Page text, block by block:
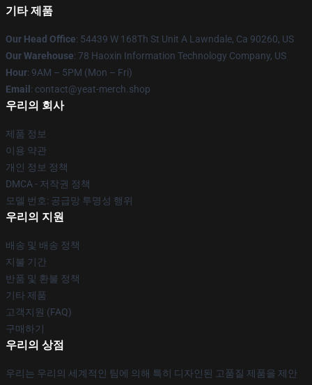
기타 제품
Our Head Office: 54439 W 168Th St Unit A Lawndale, Ca 90260, US
Our Warehouse: 78 Haoxin Information Technology Company, US
Hour: 9AM – 5PM (Mon – Fri)
Email : contact@yeat-merch.shop
우리의 회사
제품 정보
이용 약관
개인 정보 정책
DMCA - 저작권 정책
모델 번호: 공급망 투명성 행위
우리의 지원
배송 및 배송 정책
지불 기간
반품 및 환불 정책
기타 제품
고객지원 (FAQ)
구매하기
우리의 상점
우리는 우리의 세계적인 팀에 의해 특히 디자인된 고품질 제품을 제안